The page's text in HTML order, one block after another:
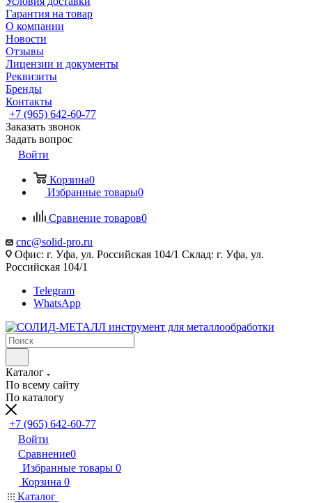
Гарантия на товар
О компании
Новости
Отзывы
Лицензии и документы
Реквизиты
Бренды
Контакты
+7 (965) 642-60-77
Заказать звонок
Задать вопрос
Войти
Корзина0
Избранные товары0
Сравнение товаров0
cnc@solid-pro.ru
Офис: г. Уфа, ул. Российская 104/1 Склад: г. Уфа, ул.
Российская 104/1
Telegram
WhatsApp
Каталог
По всему сайту
По каталогу
+7 (965) 642-60-77
Войти
Сравнение0
Избранные товары 0
Корзина 0
Каталог